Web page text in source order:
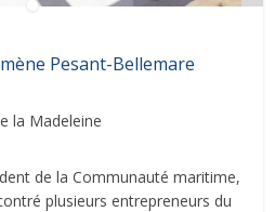
Pesant-Bellemare
la Madeleine
de la Communauté maritime,
plusieurs entrepreneurs du